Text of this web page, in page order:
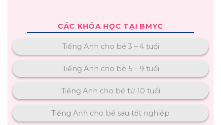
CÁC KHÓA HỌC TẠI BMYC
Tiếng Anh cho bé 3 – 4 tuổi
Tiếng Anh cho bé 5 – 9 tuổi
Tiếng Anh cho bé từ 10 tuổi
Tiếng Anh cho bé sau tốt nghiệp